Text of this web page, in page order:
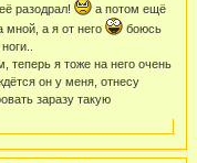
разодрал!
а потом ещё
мной, а я от него
боюсь
теперь я тоже на него очень
он у меня, отнесу
заразу такую